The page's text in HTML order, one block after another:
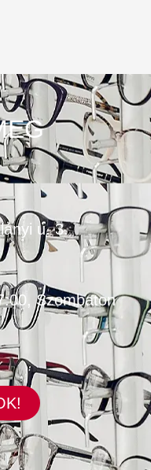
u. 3.
Szombaton